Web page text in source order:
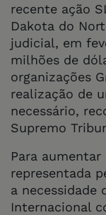
recente ação
Dakota do
judicial, em
milhões de
organizações
realização de
necessário,
Supremo
Para
representada
a necessidade
Internacional